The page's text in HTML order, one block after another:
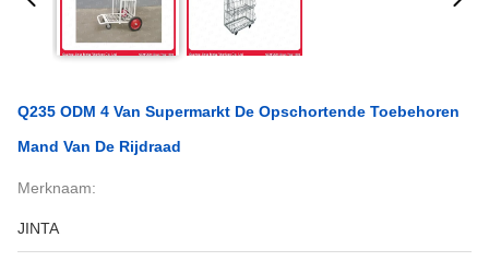
Q235 ODM 4 Van Supermarkt De Opschortende Toebehoren
Mand Van De Rijdraad
Merknaam:
JINTA